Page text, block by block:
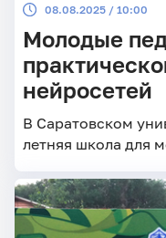
08.08.2025 / 10:00
Молодые
нейросетей
В Саратовском
летняя школа для